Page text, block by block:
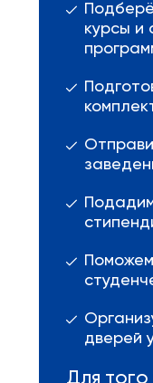
курсы и
дверей
Для того